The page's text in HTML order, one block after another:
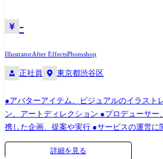
を担うエンジニアが多く在籍しています。
体験を生み出すためには、クリエイティブな
ていただける方を探しています。 自部署の
ている海外拠点のクリエイティブディレクタ
メンバーと連携しながら業務を進めていただ
ような志向・資質をお持ちの方にご活躍いた
新しいチャレンジに前向きで、知識や経験の
インプットを素直に受け入れ、学び続けられ
できる方で、プロジェクトを前に進めるため
-
IllustratorAfter EffectsPhotoshop
正社員 東京都渋谷区
●アバターアイテム、ビジュアルのイラスト
ン、アートディレクション ●プロデューサー、プランナー、技術者と連
携した企画、提案や実行 ●サービスの運営に関わる周辺のアートワーク
の制作 ピグ事業部概要 ピグは「Charactive World」をビジョンとして掲
げ、「すべての個性が心地よくすごせるコミ
詳細を見る